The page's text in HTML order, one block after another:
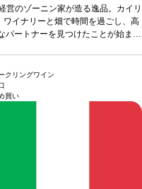
チゴ、ラズベリー、花を示し、エ
ーを持ち、すっきりとした味わい
続く。 音楽だけでなくワイン造り
工肉、フルーツなどと好相性
ィーガン認証
動的に次のヴィンテージに変更さ
営のゾーニン家が造る逸品。カイリ
イナリーと畑で時間を過ごし、高
パートナーを見つけたことが始まり
続く。 音楽だけでなくワイン造り
したカイリーがプロセッコをプロ
ていて、プレゼントに最適！
工肉、フルーツなどと好相性
動的に次のヴィンテージに変更さ
クリングワイン
買い